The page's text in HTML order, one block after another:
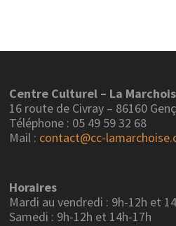
Centre Culturel – La
16 route de Civray – 86160
Téléphone : 05 49 59 32 68
Mail : contact@cc-
Horaires
Mardi au vendredi : 9h-12h et
Samedi : 9h-12h et 14h-17h